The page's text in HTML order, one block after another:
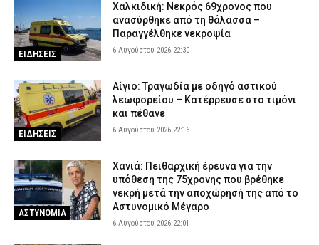
ΕΙΔΗΣΕΙΣ
Χαλκιδική: Νεκρός 69χρονος που
ανασύρθηκε από τη θάλασσα –
Παραγγέλθηκε νεκροψία
6 Αυγούστου 2026 22:30
ΕΙΔΗΣΕΙΣ
Αίγιο: Τραγωδία με οδηγό αστικού
λεωφορείου – Κατέρρευσε στο τιμόνι
και πέθανε
6 Αυγούστου 2026 22:16
ΑΣΤΥΝΟΜΙΑ
Χανιά: Πειθαρχική έρευνα για την
υπόθεση της 75χρονης που βρέθηκε
νεκρή μετά την αποχώρησή της από το
Αστυνομικό Μέγαρο
6 Αυγούστου 2026 22:01